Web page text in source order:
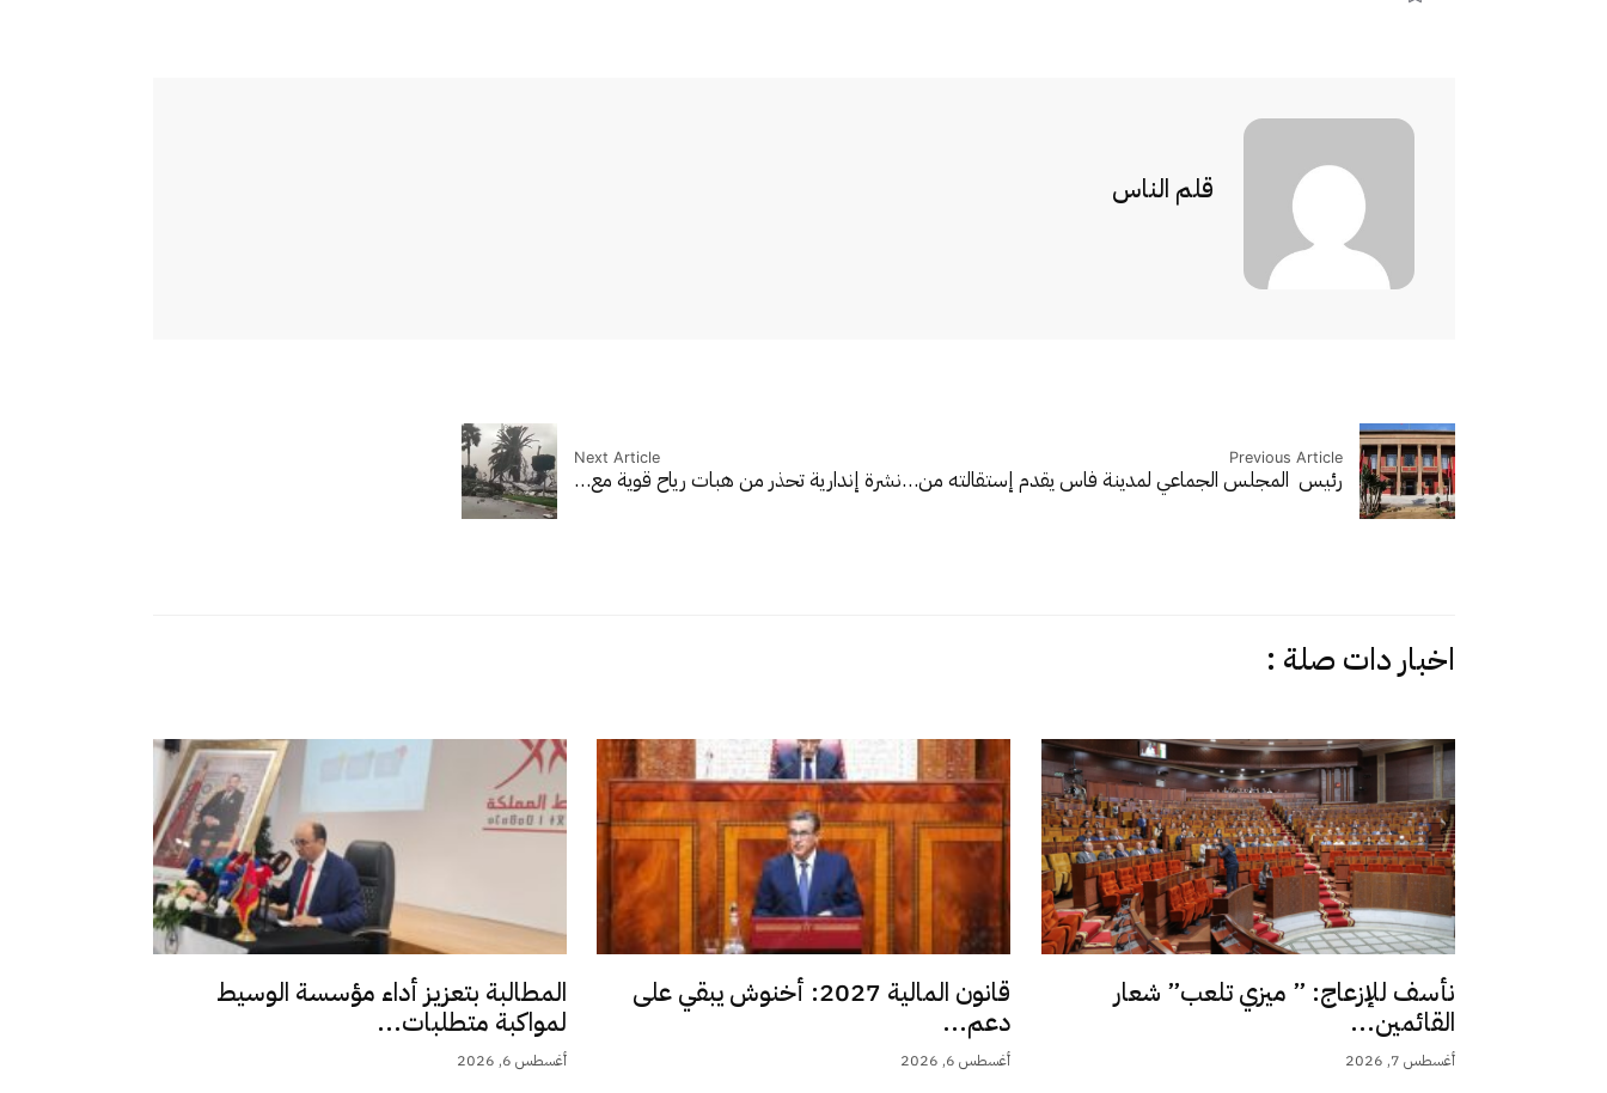
قلم الناس
Previous Article
رئيس المجلس الجماعي لمدينة فاس يقدم إستقالته من…
Next Article
نشرة إندارية تحذر من هبات رياح قوية مع…
اخبار دات صلة :
نأسف للإزعاج: ” ميزي تلعب” شعار
القائمين...
أغسطس 7, 2026
قانون المالية 2027: أخنوش يبقي على
دعم...
أغسطس 6, 2026
المطالبة بتعزيز أداء مؤسسة الوسيط
لمواكبة متطلبات...
أغسطس 6, 2026